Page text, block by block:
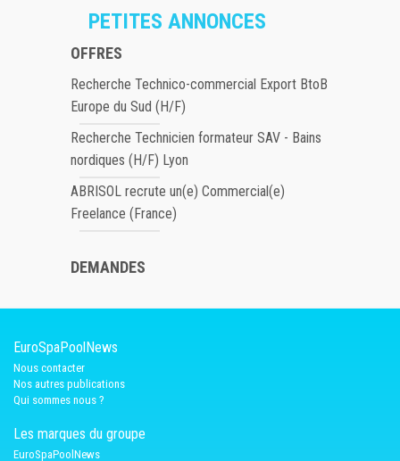
PETITES ANNONCES
OFFRES
Recherche Technico-commercial Export BtoB
Europe du Sud (H/F)
Recherche Technicien formateur SAV - Bains
nordiques (H/F) Lyon
ABRISOL recrute un(e) Commercial(e)
Freelance (France)
DEMANDES
EuroSpaPoolNews
Nous contacter
Nos autres publications
Qui sommes nous ?
Les marques du groupe
EuroSpaPoolNews